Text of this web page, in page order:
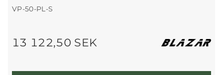
VP-50-PL-S
13 122,50 SEK